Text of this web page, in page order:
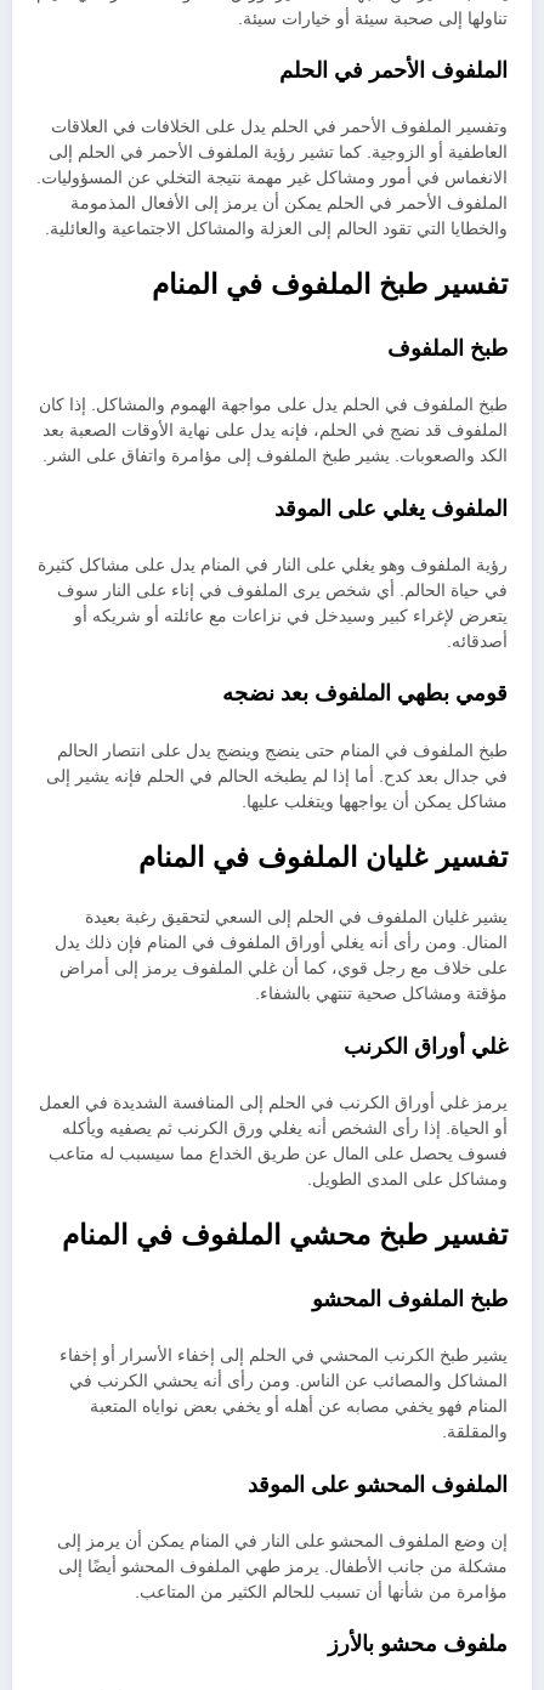
تناولها إلى صحبة سيئة أو خيارات سيئة.
الملفوف الأحمر في الحلم
وتفسير الملفوف الأحمر في الحلم يدل على الخلافات في العلاقات
العاطفية أو الزوجية. كما تشير رؤية الملفوف الأحمر في الحلم إلى
الانغماس في أمور ومشاكل غير مهمة نتيجة التخلي عن المسؤوليات.
الملفوف الأحمر في الحلم يمكن أن يرمز إلى الأفعال المذمومة
والخطايا التي تقود الحالم إلى العزلة والمشاكل الاجتماعية والعائلية.
تفسير طبخ الملفوف في المنام
طبخ الملفوف
طبخ الملفوف في الحلم يدل على مواجهة الهموم والمشاكل. إذا كان
الملفوف قد نضج في الحلم، فإنه يدل على نهاية الأوقات الصعبة بعد
الكد والصعوبات. يشير طبخ الملفوف إلى مؤامرة واتفاق على الشر.
الملفوف يغلي على الموقد
رؤية الملفوف وهو يغلي على النار في المنام يدل على مشاكل كثيرة
في حياة الحالم. أي شخص يرى الملفوف في إناء على النار سوف
يتعرض لإغراء كبير وسيدخل في نزاعات مع عائلته أو شريكه أو
أصدقائه.
قومي بطهي الملفوف بعد نضجه
طبخ الملفوف في المنام حتى ينضج وينضج يدل على انتصار الحالم
في جدال بعد كدح. أما إذا لم يطبخه الحالم في الحلم فإنه يشير إلى
مشاكل يمكن أن يواجهها ويتغلب عليها.
تفسير غليان الملفوف في المنام
يشير غليان الملفوف في الحلم إلى السعي لتحقيق رغبة بعيدة
المنال. ومن رأى أنه يغلي أوراق الملفوف في المنام فإن ذلك يدل
على خلاف مع رجل قوي، كما أن غلي الملفوف يرمز إلى أمراض
مؤقتة ومشاكل صحية تنتهي بالشفاء.
غلي أوراق الكرنب
يرمز غلي أوراق الكرنب في الحلم إلى المنافسة الشديدة في العمل
أو الحياة. إذا رأى الشخص أنه يغلي ورق الكرنب ثم يصفيه ويأكله
فسوف يحصل على المال عن طريق الخداع مما سيسبب له متاعب
ومشاكل على المدى الطويل.
تفسير طبخ محشي الملفوف في المنام
طبخ الملفوف المحشو
يشير طبخ الكرنب المحشي في الحلم إلى إخفاء الأسرار أو إخفاء
المشاكل والمصائب عن الناس. ومن رأى أنه يحشي الكرنب في
المنام فهو يخفي مصابه عن أهله أو يخفي بعض نواياه المتعبة
والمقلقة.
الملفوف المحشو على الموقد
إن وضع الملفوف المحشو على النار في المنام يمكن أن يرمز إلى
مشكلة من جانب الأطفال. يرمز طهي الملفوف المحشو أيضًا إلى
مؤامرة من شأنها أن تسبب للحالم الكثير من المتاعب.
ملفوف محشو بالأرز